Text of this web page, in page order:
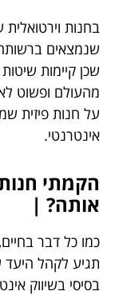
בחנות
שנמצאים
שכן קיימות
מהעולם ופשוט
על חנות פיזית
אינטרנטי.
הקמתי
אותה? |
כמו כל דבר
תגיע לקהל
בסיסי בשיווק